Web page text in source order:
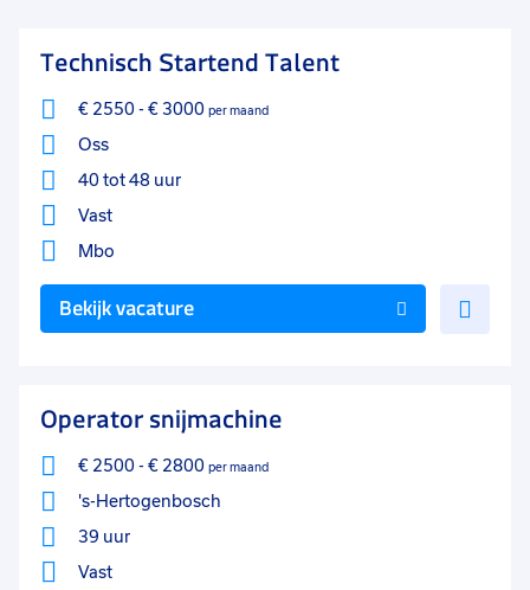
Filter
Sluiten
Technisch Startend Talent
€ 2550- € 3000 per maand
Oss
40 tot 48 uur
Vast
Mbo
Bekijk vacature
Operator snijmachine
€ 2500- € 2800 per maand
's-Hertogenbosch
39 uur
Vast